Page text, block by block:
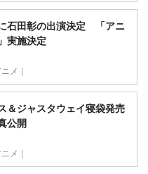
石田彰の出演決定 「アニ
実施決定
ニメ｜
＆ジャスタウェイ寝袋発売
公開
ニメ｜